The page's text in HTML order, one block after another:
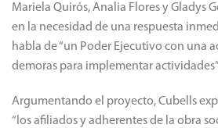
Mariela Quirós, Analia Flores y Gladys
en la necesidad de una respuesta
habla de “un Poder Ejecutivo con una
demoras para implementar
Argumentando el proyecto, Cubells
“los afiliados y adherentes de la obra